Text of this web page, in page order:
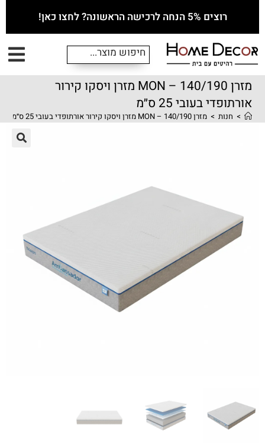
רוצים 5% הנחה לרכישה הראשונה? לחצו כאן!
מזרן MON – 140/190 מזרן ויסקו קירור
אורתופדי בעובי 25 ס״מ
> חנות > מזרן MON – 140/190 מזרן ויסקו קירור אורתופדי בעובי 25 ס״מ